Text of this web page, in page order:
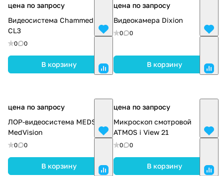
цена по запросу
Видеосистема Chammed HD-
CL3
0 0
В корзину
цена по запросу
Видеокамера Dixion
0 0
В корзину
цена по запросу
ЛОР-видеосистема MEDSTAR
MedVision
0 0
В корзину
цена по запросу
Микроскоп смотровой
ATMOS i View 21
0 0
В корзину